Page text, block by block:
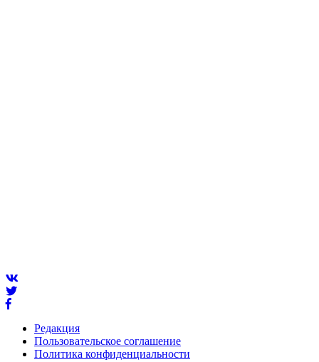
Редакция
Пользовательское соглашение
Политика конфиденциальности